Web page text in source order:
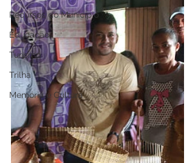
Recursos do Município
Educação
Turismo
Trilha
Memória e Cultura